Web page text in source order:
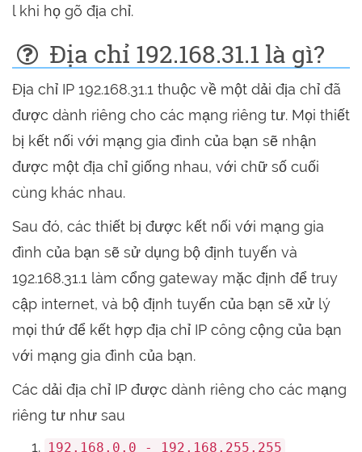
l khi họ gõ địa chỉ.
Địa chỉ 192.168.31.1 là gì?
Địa chỉ IP 192.168.31.1 thuộc về một dải địa chỉ đã
được dành riêng cho các mạng riêng tư. Mọi thiết
bị kết nối với mạng gia đình của bạn sẽ nhận
được một địa chỉ giống nhau, với chữ số cuối
cùng khác nhau.
Sau đó, các thiết bị được kết nối với mạng gia
đình của bạn sẽ sử dụng bộ định tuyến và
192.168.31.1 làm cổng gateway mặc định để truy
cập internet, và bộ định tuyến của bạn sẽ xử lý
mọi thứ để kết hợp địa chỉ IP công cộng của bạn
với mạng gia đình của bạn.
Các dải địa chỉ IP được dành riêng cho các mạng
riêng tư như sau
192.168.0.0 - 192.168.255.255